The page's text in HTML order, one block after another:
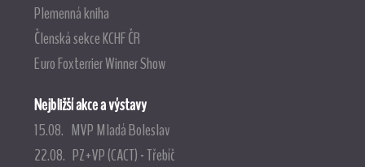
Plemenná kniha
Členská sekce KCHF ČR
Euro Foxterrier Winner Show
Nejbližší akce a výstavy
15.08. MVP Mladá Boleslav
22.08. PZ+VP (CACT) - Třebíč